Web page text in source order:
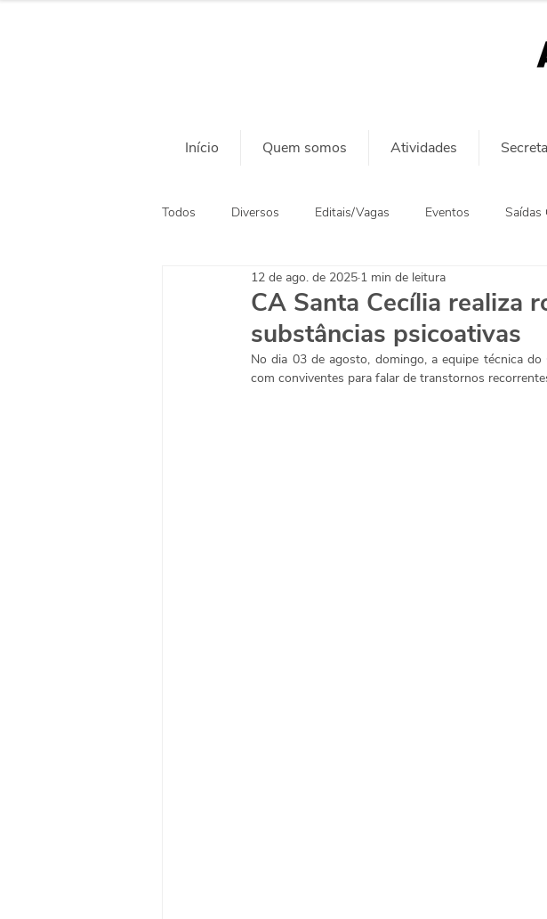
Início Quem somos Atividades
Todos Diversos Editais/Vagas Eventos Saídas
Ação Social Habitação
CA Santa Cecília realiza
substâncias psicoativas
12 de ago. de 2025 1 min de leitura
No dia 03 de agosto, domingo, a equipe técnica
com conviventes para falar de transtornos